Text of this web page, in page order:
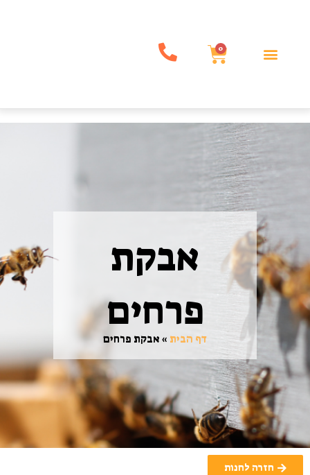
0
אבקת
פרחים
דף הבית » אבקת פרחים
חזרה לחנות